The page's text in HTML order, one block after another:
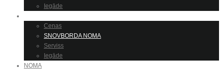
Iegāde
Cenas
SNOVBORDA NOMA
Serviss
Iegāde
NOMA